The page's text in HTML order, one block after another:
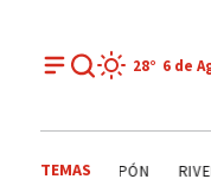
28° 6 de
TEMASTENDENCIAS